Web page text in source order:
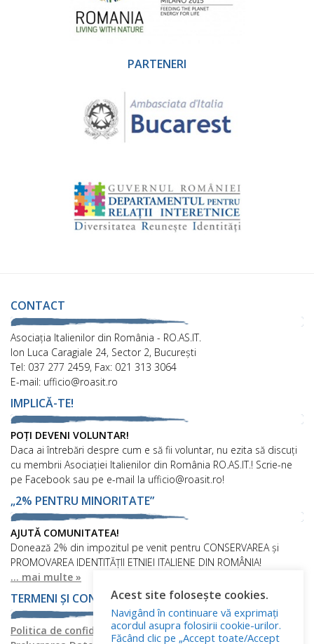
PARTENERI
CONTACT
Asociaţia Italienilor din România - RO.AS.IT.
Ion Luca Caragiale 24, Sector 2, București
Tel: 037 277 2459, Fax: 021 313 3064
E-mail: ufficio@roasit.ro
IMPLICĂ-TE!
POȚI DEVENI VOLUNTAR!
Daca ai întrebări despre cum e să fii voluntar, nu ezita să discuți
cu membrii Asociației Italienilor din România RO.AS.IT.! Scrie-ne
pe Facebook sau pe e-mail la ufficio@roasit.ro!
„2% PENTRU MINORITATE”
AJUTĂ COMUNITATEA!
Donează 2% din impozitul pe venit pentru CONSERVAREA și
PROMOVAREA IDENTITĂȚII ETNIEI ITALIENE DIN ROMÂNIA!
... mai multe »
TERMENI ȘI CONDIȚII
Politica de confidențialitatePolitica privind fișierele cookies
Acest site folosește cookies.
Navigând în continuare vă exprimați
acordul asupra folosirii cookie-urilor.
Făcând clic pe „Accept toate/Accept